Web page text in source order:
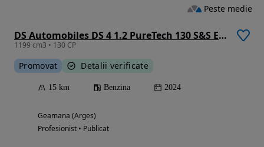
DS Automobiles DS 4 1.2 PureTech 130 S&S EAT8 BASTILLE
1199 cm3 • 130 CP
Promovat Detalii verificate
15 km Benzina 2024
Geamana (Arges)
Profesionist • Publicat
Peste medie